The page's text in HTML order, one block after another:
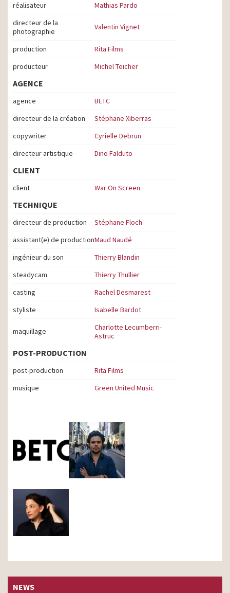
réalisateur
Mathias Pardo
directeur de la
photographie
Valentin Vignet
production
Rita Films
producteur
Michel Teicher
AGENCE
agence
BETC
directeur de la création
Stéphane Xiberras
copywriter
Cyrielle Debrun
directeur artistique
Dino Falduto
CLIENT
client War On Screen
TECHNIQUE
directeur de production
Stéphane Floch
assistant(e) de productionMaud Naudé
ingénieur du son
Thierry Blandin
steadycam
Thierry Thullier
casting
Rachel Desmarest
styliste
Isabelle Bardot
maquillage
Charlotte Lecumberri-
Astruc
POST-PRODUCTION
post-production
Rita Films
musique
Green United Music
NEWS